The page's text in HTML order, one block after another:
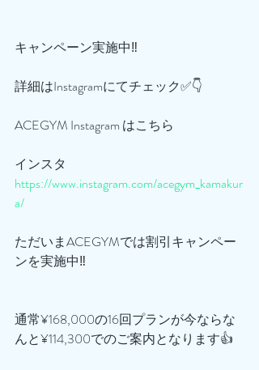
キャンペーン実施中‼️
詳細はInstagramにてチェック✅👇
ACEGYM Instagram はこちら
インスタ
https://www.instagram.com/acegym_kamakur
a/
ただいまACEGYMでは割引キャンペー
ンを実施中‼️
通常¥168,000の16回プランが今ならな
んと¥114,300でのご案内となります👍